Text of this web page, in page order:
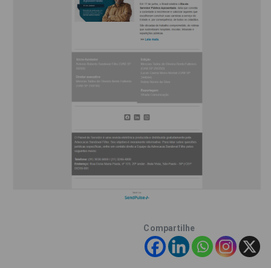
Compartilhe